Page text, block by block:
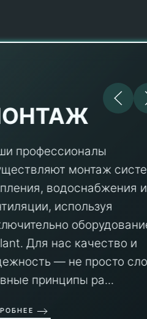
профессионалы
монтаж
водоснабжения и
используя
Для нас качество и
— не просто
принципы ра...